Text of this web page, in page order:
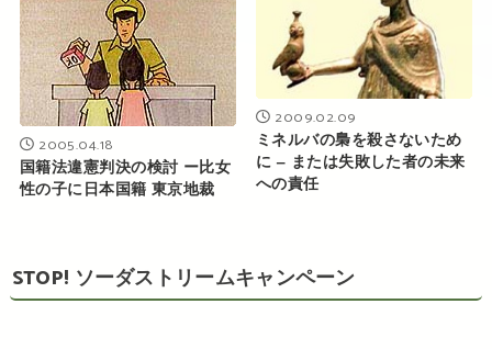
2005.04.18
国籍法違憲判決の検討 ー比女
性の子に日本国籍 東京地裁
2009.02.09
ミネルバの梟を殺さないため
に – または失敗した者の未来
への責任
STOP! ソーダストリームキャンペーン